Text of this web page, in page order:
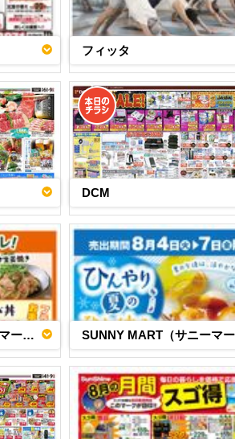
フィッタ
DCM
SUNNY MART（サニーマート）